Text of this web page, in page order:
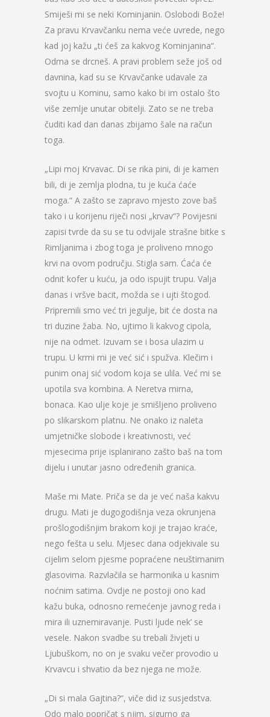
Smiješi mi se neki Kominjanin. Oslobodi Bože!
Za pravu Krvavčanku nema veće uvrede, nego
kad joj kažu „ti ćeš za kakvog Kominjanina“.
Odma se drcneš. A pravi problem seže još od
davnina, kad su se Krvavčanke udavale za
svojtu u Kominu, samo kako bi im ostalo što
više zemlje unutar obitelji. Zato se ne treba
čuditi kad dan danas zbijamo šale na račun
toga.
„Lipi moj Krvavac. Di se rika pini, di je kamen
bili, di je zemlja plodna, tu je kuća ćaće
moga.“ A zašto se zapravo mjesto zove baš
tako i u korijenu riječi nosi „krvav“? Povijesni
zapisi tvrde da su se tu odvijale strašne bitke s
Rimljanima i zbog toga je proliveno mnogo
krvi na ovom području. Stigla sam. Ćaća će
odnit kofer u kuću, ja odo ispujit trupu. Valja
danas i vršve bacit, možda se i ujti štogod.
Pripremili smo već tri jegulje, bit će dosta na
tri duzine žaba. No, ujtimo li kakvog cipola,
nije na odmet. Izuvam se i bosa ulazim u
trupu. U krmi mi je već sić i spužva. Klečim i
punim onaj sić vodom koja se ulila. Već mi se
upotila sva kombina. A Neretva mirna,
bonaca. Kao ulje koje je smišljeno proliveno
po slikarskom platnu. Ne onako iz naleta
umjetničke slobode i kreativnosti, već
mjesecima prije isplanirano zašto baš na tom
dijelu i unutar jasno određenih granica.
Maše mi Mate. Priča se da je već naša kakvu
drugu. Mati je dugogodišnja veza okrunjena
prošlogodišnjim brakom koji je trajao kraće,
nego fešta u selu. Mjesec dana odjekivale su
cijelim selom pjesme popraćene neuštimanim
glasovima. Razvlačila se harmonika u kasnim
noćnim satima. Ovdje ne postoji ono kad
kažu buka, odnosno remećenje javnog reda i
mira ili uznemiravanje. Pusti ljude nek’ se
vesele. Nakon svadbe su trebali živjeti u
Ljubuškom, no on je svaku večer provodio u
Krvavcu i shvatio da bez njega ne može.
„Di si mala Gajtina?“, viče did iz susjedstva.
Odo malo popričat s njim, sigurno ga